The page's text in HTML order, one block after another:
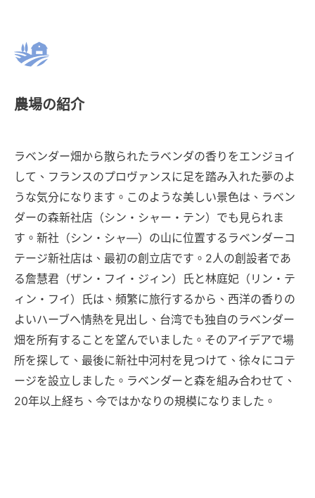
農場の紹介
ラベンダー畑から散られたラベンダの香りをエンジョイ
して、フランスのプロヴァンスに足を踏み入れた夢のよ
うな気分になります。このような美しい景色は、ラベン
ダーの森新社店（シン・シャー・テン）でも見られま
す。新社（シン・シャ―）の山に位置するラベンダーコ
テージ新社店は、最初の創立店です。2人の創設者であ
る詹慧君（ザン・フイ・ジィン）氏と林庭妃（リン・テ
ィン・フイ）氏は、頻繁に旅行するから、西洋の香りの
よいハーブヘ情熱を見出し、台湾でも独自のラベンダー
畑を所有することを望んでいました。そのアイデアで場
所を探して、最後に新社中河村を見つけて、徐々にコテ
ージを設立しました。ラベンダーと森を組み合わせて、
20年以上経ち、今ではかなりの規模になりました。